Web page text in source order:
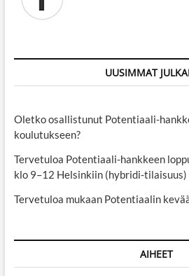
UUSIMMAT
Oletko osallistunut Potentiaali-
koulutukseen?
Tervetuloa Potentiaali-hankkeen
klo 9–12 Helsinkiin (hybridi-tilaisuus)
Tervetuloa mukaan Potentiaalin
AIHEET